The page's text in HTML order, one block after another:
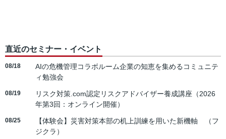
直近のセミナー・イベント
08/18
AIの危機管理コラボルーム企業の知恵を集めるコミュニテ
ィ勉強会
08/19
リスク対策.com認定リスクアドバイザー養成講座（2026
年第3回：オンライン開催）
08/25
【体験会】災害対策本部の机上訓練を用いた新機軸 （フ
ジクラ）